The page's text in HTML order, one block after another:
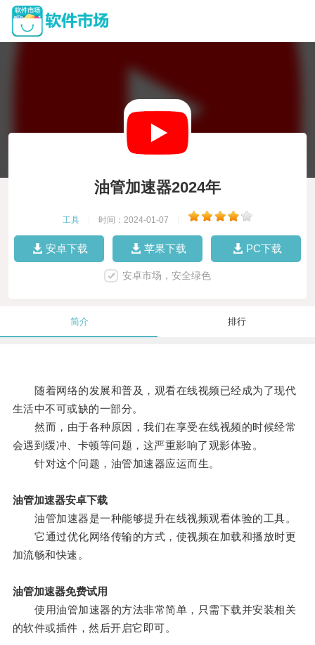
油管加速器2024年
工具 时间：2024-01-07
安卓下载 苹果下载 PC下载
安卓市场，安全绿色
简介 排行
随着网络的发展和普及，观看在线视频已经成为了现代
生活中不可或缺的一部分。
然而，由于各种原因，我们在享受在线视频的时候经常
会遇到缓冲、卡顿等问题，这严重影响了观影体验。
针对这个问题，油管加速器应运而生。
油管加速器安卓下载
油管加速器是一种能够提升在线视频观看体验的工具。
它通过优化网络传输的方式，使视频在加载和播放时更
加流畅和快速。
油管加速器免费试用
使用油管加速器的方法非常简单，只需下载并安装相关
的软件或插件，然后开启它即可。